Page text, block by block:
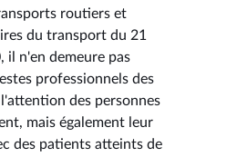
routiers et
du transport du 21
il n'en demeure pas
professionnels des
des personnes
mais également leur
des patients atteints de